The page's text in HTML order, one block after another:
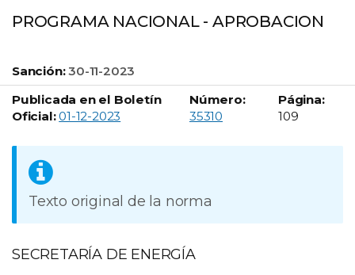
PROGRAMA NACIONAL - APROBACION
Sanción: 30-11-2023
Publicada en el Boletín
Oficial: 01-12-2023
Número:
Boletín Oficial número:
35310
Página:
109
Texto original de la norma
SECRETARÍA DE ENERGÍA